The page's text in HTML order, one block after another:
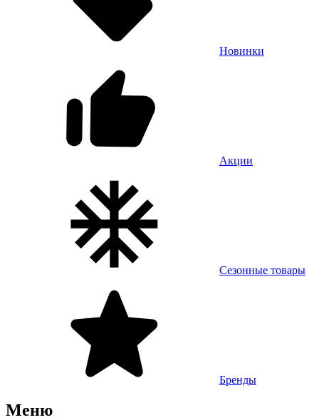
Новинки
Акции
Сезонные товары
Бренды
Меню